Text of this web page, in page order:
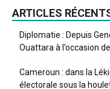
ARTICLES
Diplomatie : Depuis
Ouattara à l’occasion
Cameroun : dans la
électorale sous la